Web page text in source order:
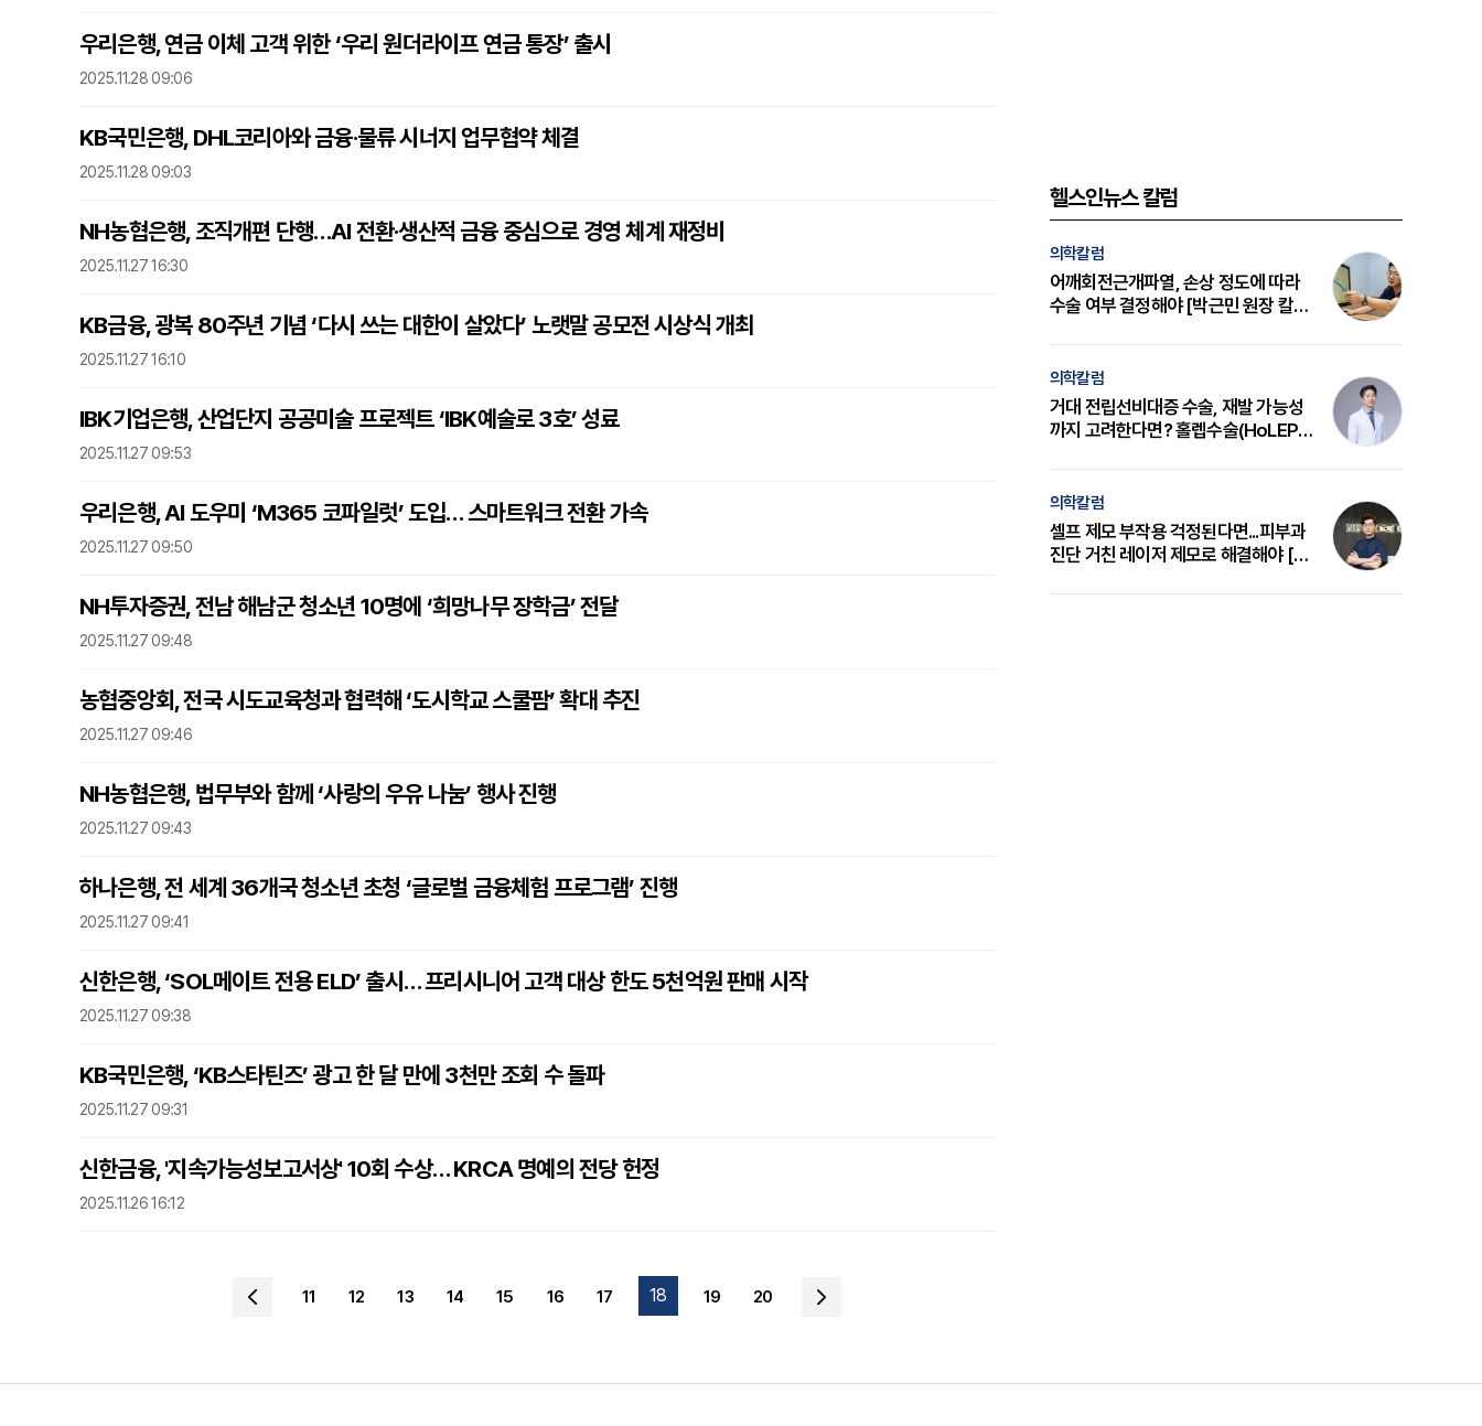
우리은행, 연금 이체 고객 위한 ‘우리 원더라이프 연금 통장’ 출시
2025.11.28 09:06
KB국민은행, DHL코리아와 금융·물류 시너지 업무협약 체결
2025.11.28 09:03
NH농협은행, 조직개편 단행…AI 전환·생산적 금융 중심으로 경영 체계 재정비
2025.11.27 16:30
KB금융, 광복 80주년 기념 ‘다시 쓰는 대한이 살았다’ 노랫말 공모전 시상식 개최
2025.11.27 16:10
IBK기업은행, 산업단지 공공미술 프로젝트 ‘IBK예술로 3호’ 성료
2025.11.27 09:53
우리은행, AI 도우미 ‘M365 코파일럿’ 도입… 스마트워크 전환 가속
2025.11.27 09:50
NH투자증권, 전남 해남군 청소년 10명에 ‘희망나무 장학금’ 전달
2025.11.27 09:48
농협중앙회, 전국 시도교육청과 협력해 ‘도시학교 스쿨팜’ 확대 추진
2025.11.27 09:46
NH농협은행, 법무부와 함께 ‘사랑의 우유 나눔’ 행사 진행
2025.11.27 09:43
하나은행, 전 세계 36개국 청소년 초청 ‘글로벌 금융체험 프로그램’ 진행
2025.11.27 09:41
신한은행, ‘SOL메이트 전용 ELD’ 출시… 프리시니어 고객 대상 한도 5천억원 판매 시작
2025.11.27 09:38
KB국민은행, ‘KB스타틴즈’ 광고 한 달 만에 3천만 조회 수 돌파
2025.11.27 09:31
신한금융, '지속가능성보고서상' 10회 수상… KRCA 명예의 전당 헌정
2025.11.26 16:12
11 12 13 14 15 16 17 18 19 20
헬스인뉴스 칼럼
의학칼럼
어깨회전근개파열, 손상 정도에 따라
수술 여부 결정해야 [박근민 원장 칼
의학칼럼
거대 전립선비대증 수술, 재발 가능성
까지 고려한다면? 홀렙수술(HoLEP)
의학칼럼
셀프 제모 부작용 걱정된다면...피부과
진단 거친 레이저 제모로 해결해야 [변